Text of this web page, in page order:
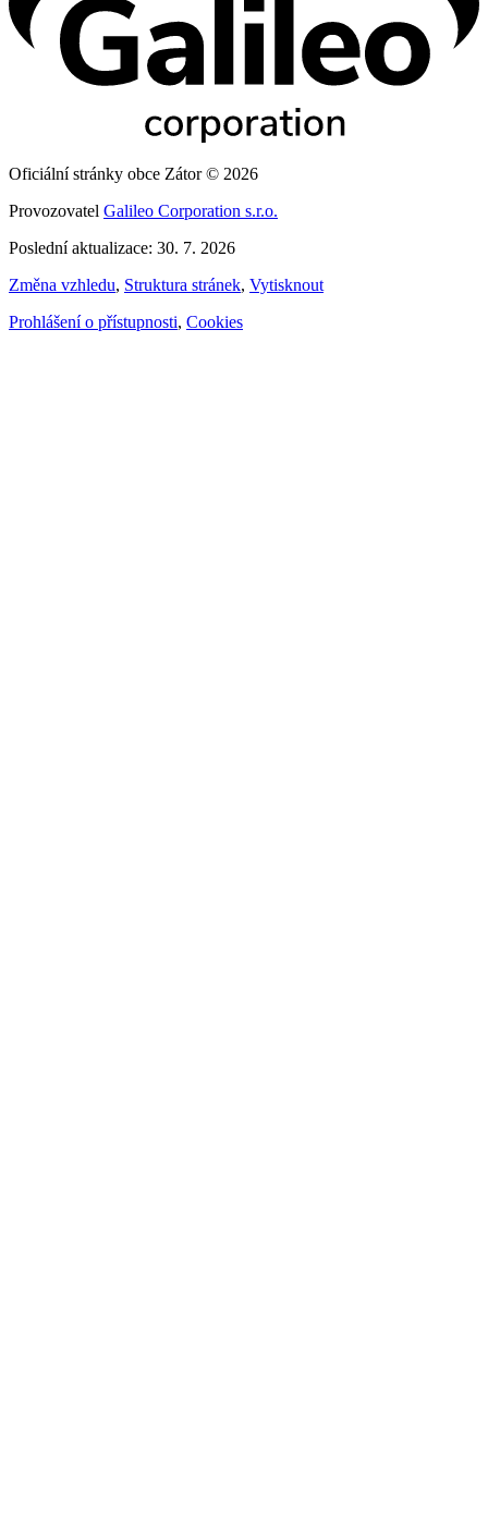
Oficiální stránky obce Zátor © 2026
Provozovatel Galileo Corporation s.r.o.
Poslední aktualizace: 30. 7. 2026
Změna vzhledu, Struktura stránek, Vytisknout
Prohlášení o přístupnosti, Cookies